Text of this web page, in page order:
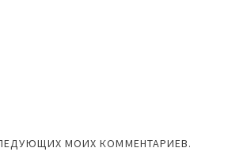
МОИХ КОММЕНТАРИЕВ.